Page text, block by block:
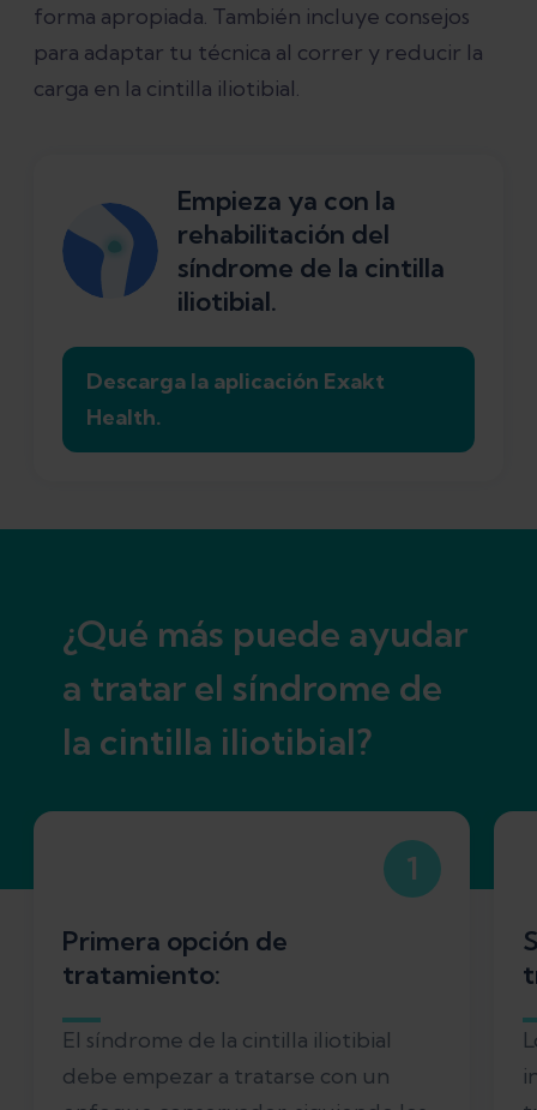
forma apropiada. También incluye consejos
para adaptar tu técnica al correr y reducir la
carga en la cintilla iliotibial.
Empieza ya con la
rehabilitación del
síndrome de la cintilla
iliotibial.
Descarga la aplicación Exakt
Health.
¿Qué más puede ayudar
a tratar el síndrome de
la cintilla iliotibial?
1
Primera opción de
tratamiento:
El síndrome de la cintilla iliotibial
debe empezar a tratarse con un